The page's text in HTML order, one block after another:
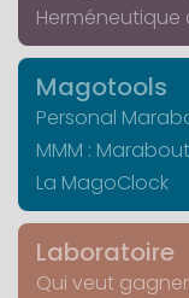
Herméneutique
Magotools
Personal
MMM :
La MagoClock
Laboratoire
Qui veut